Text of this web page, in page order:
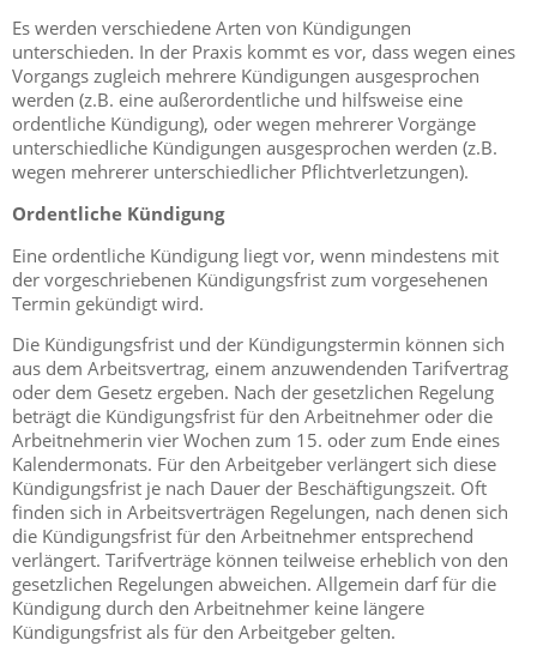
Es werden verschiedene Arten von Kündigungen
unterschieden. In der Praxis kommt es vor, dass wegen eines
Vorgangs zugleich mehrere Kündigungen ausgesprochen
werden (z.B. eine außerordentliche und hilfsweise eine
ordentliche Kündigung), oder wegen mehrerer Vorgänge
unterschiedliche Kündigungen ausgesprochen werden (z.B.
wegen mehrerer unterschiedlicher Pflichtverletzungen).
Ordentliche Kündigung
Eine ordentliche Kündigung liegt vor, wenn mindestens mit
der vorgeschriebenen Kündigungsfrist zum vorgesehenen
Termin gekündigt wird.
Die Kündigungsfrist und der Kündigungstermin können sich
aus dem Arbeitsvertrag, einem anzuwendenden Tarifvertrag
oder dem Gesetz ergeben. Nach der gesetzlichen Regelung
beträgt die Kündigungsfrist für den Arbeitnehmer oder die
Arbeitnehmerin vier Wochen zum 15. oder zum Ende eines
Kalendermonats. Für den Arbeitgeber verlängert sich diese
Kündigungsfrist je nach Dauer der Beschäftigungszeit. Oft
finden sich in Arbeitsverträgen Regelungen, nach denen sich
die Kündigungsfrist für den Arbeitnehmer entsprechend
verlängert. Tarifverträge können teilweise erheblich von den
gesetzlichen Regelungen abweichen. Allgemein darf für die
Kündigung durch den Arbeitnehmer keine längere
Kündigungsfrist als für den Arbeitgeber gelten.